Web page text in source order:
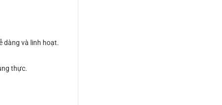
dàng và linh hoạt.
thực.